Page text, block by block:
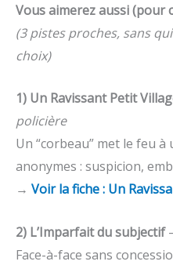
Vous aimerez aussi
(3 pistes proches, sans
choix)
1) Un Ravissant Petit
policière
Un “corbeau” met le feu
anonymes : suspicion,
→ Voir la fiche : Un
2) L’Imparfait du subjectif
Face-à-face sans